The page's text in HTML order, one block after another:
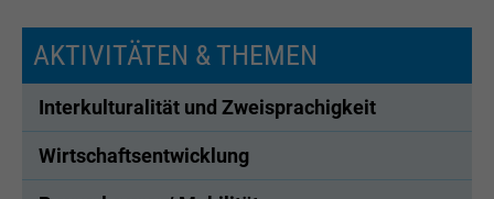
AKTIVITÄTEN & THEMEN
Interkulturalität und Zweisprachigkeit
Wirtschaftsentwicklung